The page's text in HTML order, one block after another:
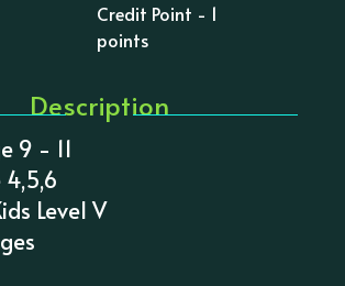
Credit Point - 1
points
Description
9 - 11
4,5,6
Level V